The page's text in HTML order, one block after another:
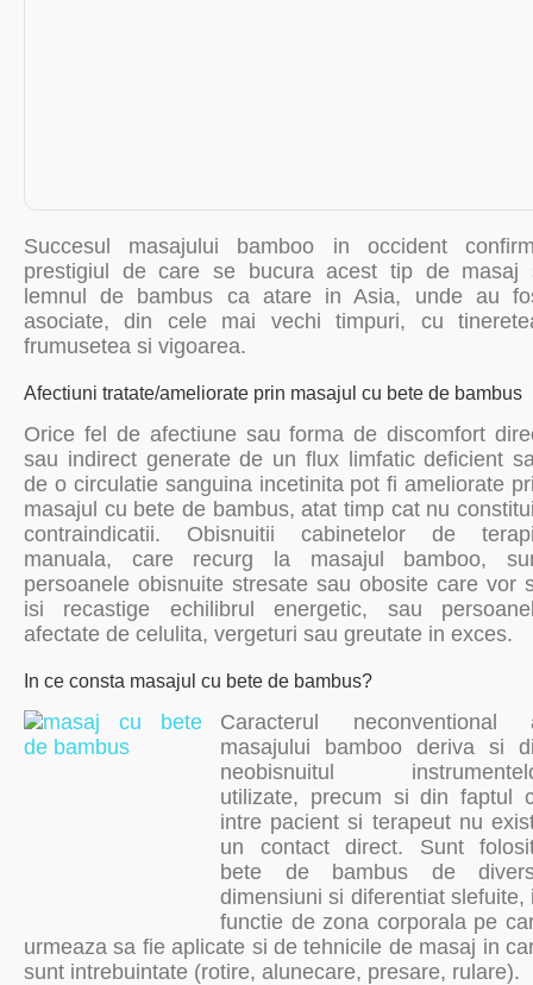
Succesul masajului bamboo in occident
prestigiul de care se bucura acest tip de masaj
lemnul de bambus ca atare in Asia, unde au
asociate, din cele mai vechi timpuri, cu
frumusetea si vigoarea.
Afectiuni tratate/ameliorate prin masajul cu bete de bambus
Orice fel de afectiune sau forma de discomfort
sau indirect generate de un flux limfatic deficient
de o circulatie sanguina incetinita pot fi ameliorate
masajul cu bete de bambus, atat timp cat nu
contraindicatii. Obisnuitii cabinetelor de
manuala, care recurg la masajul bamboo,
persoanele obisnuite stresate sau obosite care vor
isi recastige echilibrul energetic, sau
afectate de celulita, vergeturi sau greutate in exces.
In ce consta masajul cu bete de bambus?
Caracterul neconventional
masajului bamboo deriva si
neobisnuitul
utilizate, precum si din faptul
intre pacient si terapeut nu
un contact direct. Sunt
bete de bambus de
dimensiuni si diferentiat slefuite,
functie de zona corporala pe
urmeaza sa fie aplicate si de tehnicile de masaj in
sunt intrebuintate (rotire, alunecare, presare, rulare).